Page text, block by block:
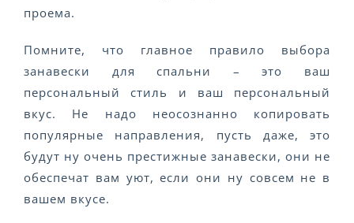
проема.
Помните, что главное правило выбора
занавески для спальни – это ваш
персональный стиль и ваш персональный
вкус. Не надо неосознанно копировать
популярные направления, пусть даже, это
будут ну очень престижные занавески, они не
обеспечат вам уют, если они ну совсем не в
вашем вкусе.